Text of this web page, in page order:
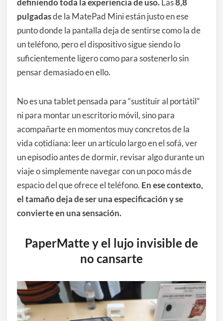
definiendo toda la experiencia de uso. Las8,8
pulgadasde la MatePad Mini están justo en ese
punto donde la pantalla deja de sentirse como la de
un teléfono, pero el dispositivo sigue siendo lo
suficientemente ligero como para sostenerlo sin
pensar demasiado en ello.
No es una tablet pensada para “sustituir al portátil”
ni para montar un escritorio móvil, sino para
acompañarte en momentos muy concretos de la
vida cotidiana: leer un artículo largo en el sofá, ver
un episodio antes de dormir, revisar algo durante un
viaje o simplemente navegar con un poco más de
espacio del que ofrece el teléfono. En ese contexto,
el tamaño deja de ser una especificación y se
convierte en una sensación.
PaperMatte y el lujo invisible de
no cansarte